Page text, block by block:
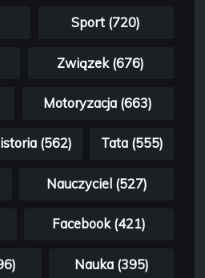
Sport (720)
Związek (676)
Motoryzacja (663)
(562) Tata (555)
Nauczyciel (527)
Facebook (421)
Nauka (395)